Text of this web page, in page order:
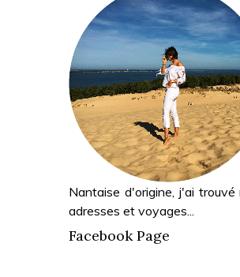
Nantaise d'origine, j'ai
adresses et voyages...
Facebook Page